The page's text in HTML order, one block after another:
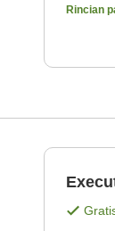
Rincian